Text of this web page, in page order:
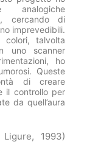
analogiche
cercando di
imprevedibili.
talvolta
uno scanner
ho
Queste
di creare
il controllo per
da quell’aura
1993)